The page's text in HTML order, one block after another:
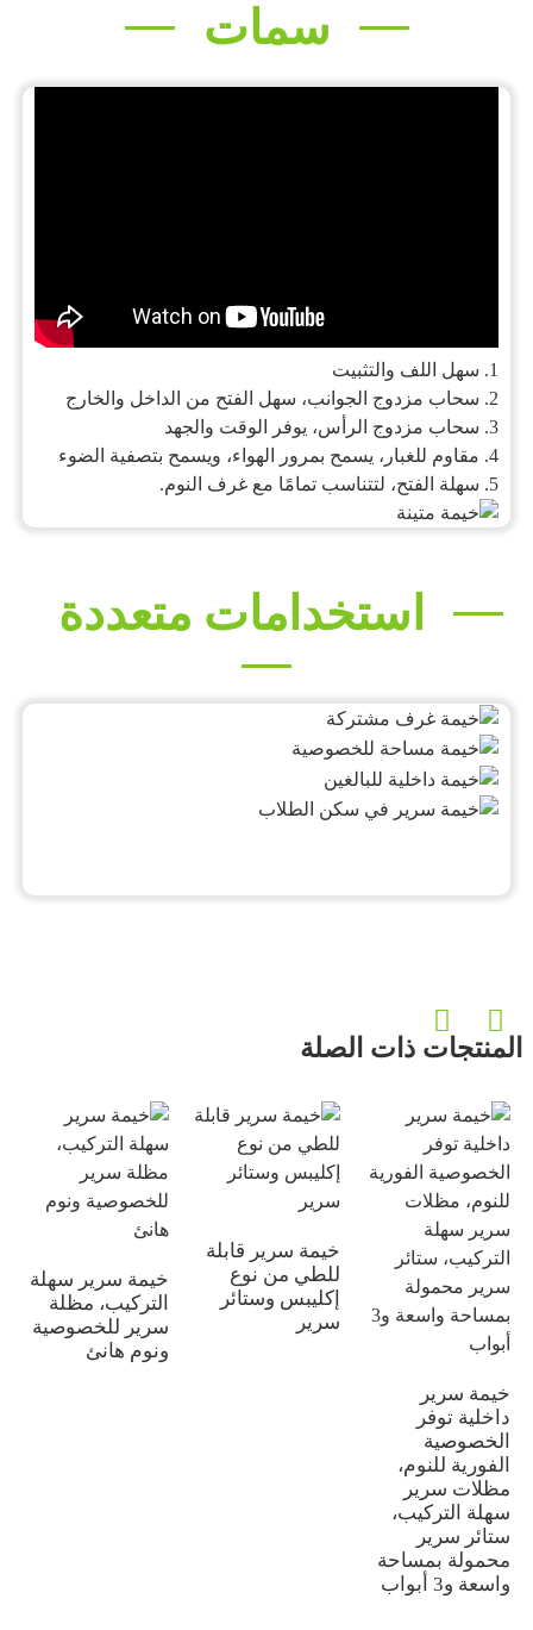
سمات
1. سهل اللف والتثبيت
2. سحاب مزدوج الجوانب، سهل الفتح من الداخل والخارج
3. سحاب مزدوج الرأس، يوفر الوقت والجهد
4. مقاوم للغبار، يسمح بمرور الهواء، ويسمح بتصفية الضوء
5. سهلة الفتح، لتتناسب تمامًا مع غرف النوم.
استخدامات متعددة
المنتجات ذات الصلة
خيمة سرير
داخلية توفر
الخصوصية
الفورية للنوم،
مظلات سرير
سهلة التركيب،
ستائر سرير
محمولة بمساحة
واسعة و3 أبواب
خيمة سرير قابلة
للطي من نوع
إكليبس وستائر
سرير
خيمة سرير سهلة
التركيب، مظلة
سرير للخصوصية
ونوم هانئ